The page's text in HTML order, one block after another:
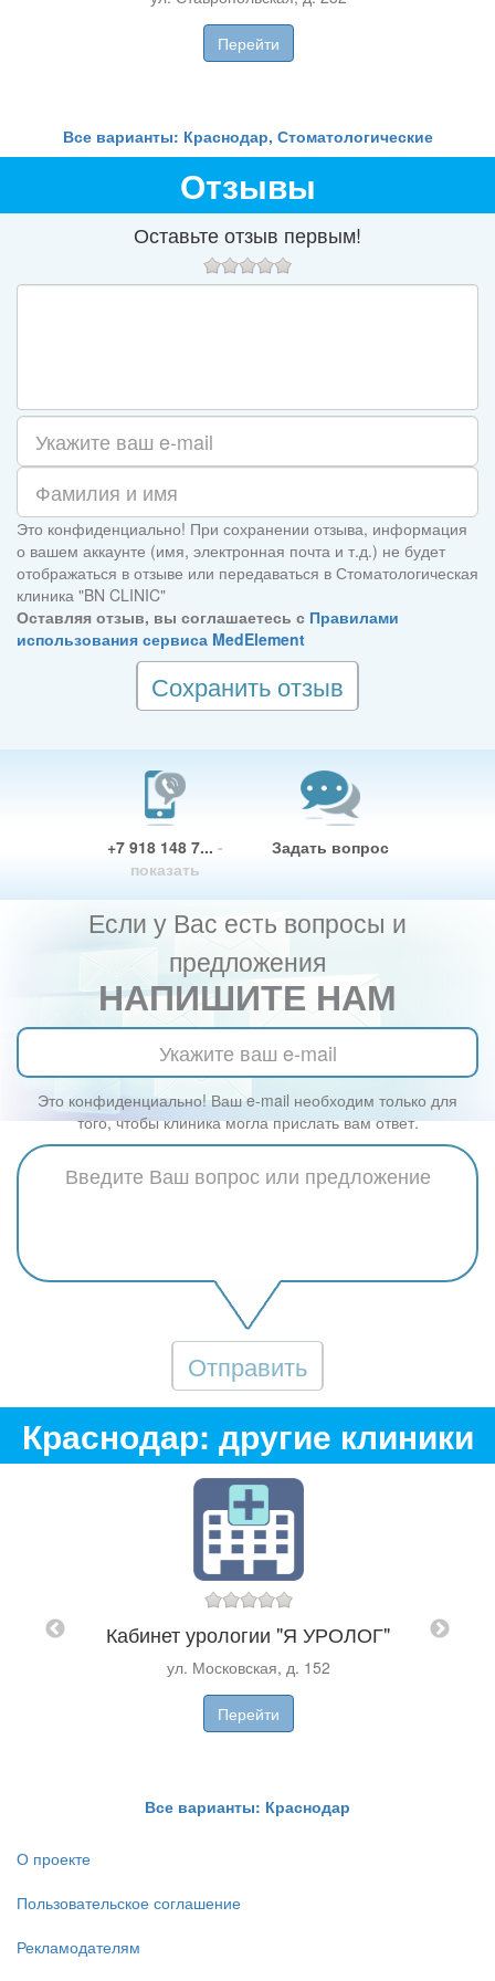
Перейти
Все варианты: Краснодар, Стоматологические
Отзывы
Оставьте отзыв первым!
Это конфиденциально! При сохранении отзыва, информация
о вашем аккаунте (имя, электронная почта и т.д.) не будет
отображаться в отзыве или передаваться в Стоматологическая
клиника "BN CLINIC"
Оставляя отзыв, вы соглашаетесь с Правилами
использования сервиса MedElement
Сохранить отзыв
+7 918 148 7... -
показать
Задать вопрос
Если у Вас есть вопросы и
предложения
НАПИШИТЕ НАМ
Это конфиденциально! Ваш e-mail необходим только для
того, чтобы клиника могла прислать вам ответ.
Отправить
Краснодар: другие клиники
Кабинет урологии "Я УРОЛОГ"
ул. Московская, д. 152
Перейти
Все варианты: Краснодар
О проекте
Пользовательское соглашение
Рекламодателям